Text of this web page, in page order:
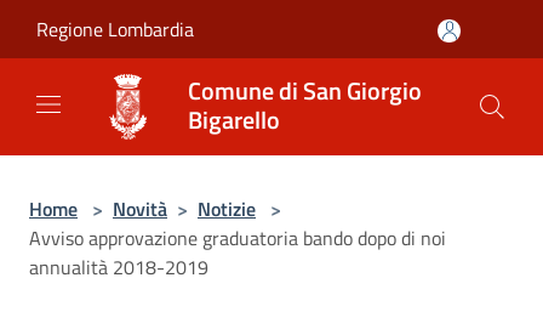
Regione Lombardia
Comune di San Giorgio
Bigarello
Home > Novità > Notizie >
Avviso approvazione graduatoria bando dopo di noi
annualità 2018-2019